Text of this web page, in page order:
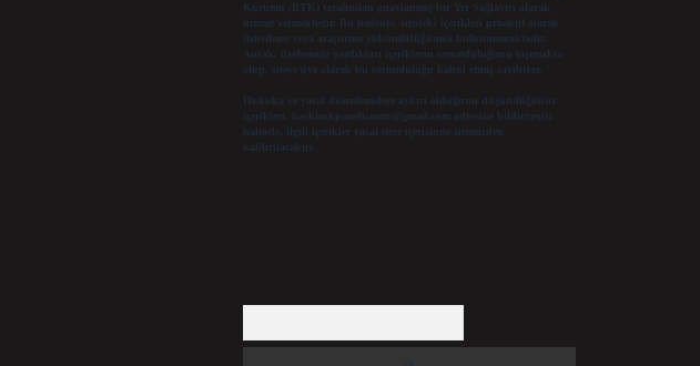
Kurumu (BTK) tarafından onaylanmış bir Yer Sağlayıcı olarak
hizmet vermektedir. Bu nedenle, sitedeki içerikleri proaktif olarak
denetleme veya araştırma yükümlülüğümüz bulunmamaktadır.
Ancak, üyelerimiz yazdıkları içeriklerin sorumluluğunu taşımakta
olup, siteye üye olarak bu sorumluluğu kabul etmiş sayılırlar.
Hukuka ve yasal düzenlemelere aykırı olduğunu düşündüğünüz
içerikleri,
backlinkpanelicomtr@gmail.comadresine bildirmeniz
halinde, ilgili içerikler yasal süre içerisinde sitemizden
kaldırılacaktır.